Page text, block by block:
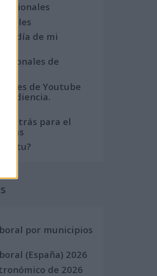
el día de mi
de
de Youtube
audiencia.
atrás para el
tu?
por municipios
(España) 2026
de 2026